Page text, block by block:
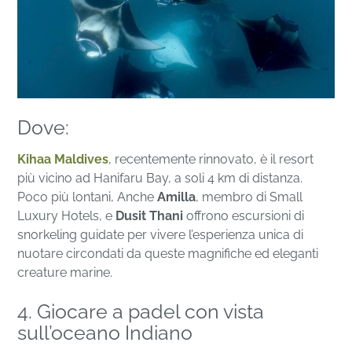
Dove:
Kihaa Maldives, recentemente rinnovato, è il resort
più vicino ad Hanifaru Bay, a soli 4 km di distanza.
Poco più lontani, AncheAmilla, membro di Small
Luxury Hotels, e Dusit Thani offrono escursioni di
snorkeling guidate per vivere l’esperienza unica di
nuotare circondati da queste magnifiche ed eleganti
creature marine.
4. Giocare a padel con vista
sull’oceano Indiano